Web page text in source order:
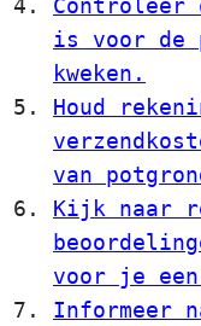
Controleer
is voor de
kweken.
Houd
van
Kijk naar
voor je
Informeer